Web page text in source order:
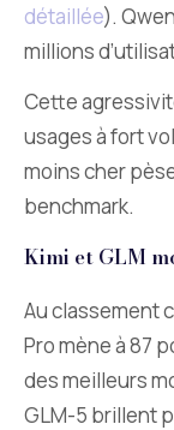
détaillée).
millions
Cette
usages à fort
moins cher
benchmark.
Kimi et GLM
Au classement
Pro mène à 87
des meilleurs
GLM-5 brillent